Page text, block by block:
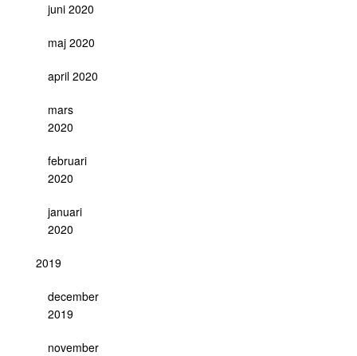
juni 2020
maj 2020
april 2020
mars
2020
februari
2020
januari
2020
2019
december
2019
november